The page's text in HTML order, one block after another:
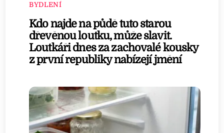
BYDLENÍ
Kdo najde na půdě tuto starou
dřevěnou loutku, může slavit.
Loutkáři dnes za zachovalé kousky
z první republiky nabízejí jmění